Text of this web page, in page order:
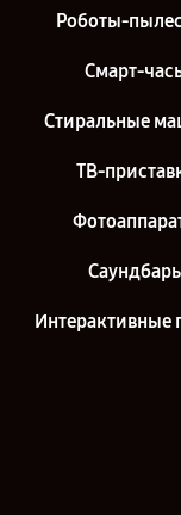
Роботы-
Смарт-
Стиральные
ТВ-
Интерактивные